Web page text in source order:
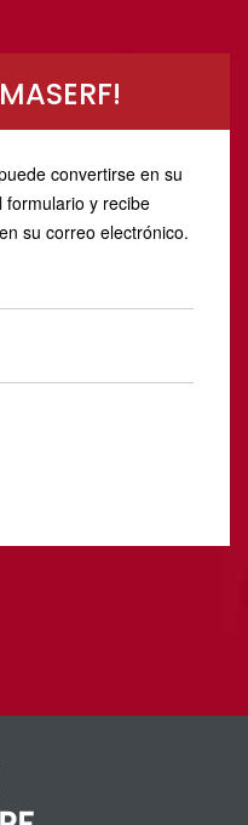
convertirse en su
formulario y recibe
su correo electrónico.